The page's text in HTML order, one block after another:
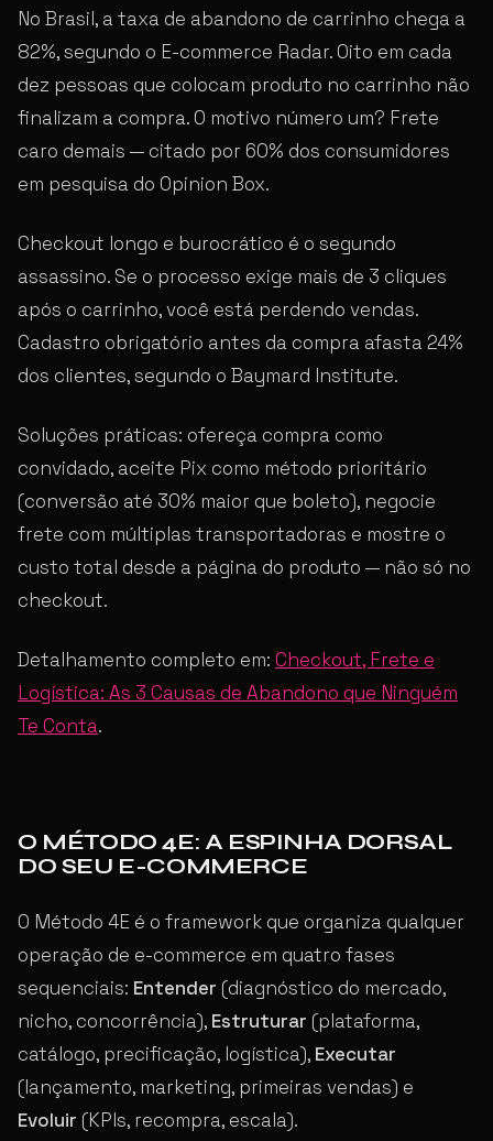
No Brasil, a taxa de abandono de carrinho chega a
82%, segundo o E-commerce Radar. Oito em cada
dez pessoas que colocam produto no carrinho não
finalizam a compra. O motivo número um? Frete
caro demais — citado por 60% dos consumidores
em pesquisa do Opinion Box.
Checkout longo e burocrático é o segundo
assassino. Se o processo exige mais de 3 cliques
após o carrinho, você está perdendo vendas.
Cadastro obrigatório antes da compra afasta 24%
dos clientes, segundo o Baymard Institute.
Soluções práticas: ofereça compra como
convidado, aceite Pix como método prioritário
(conversão até 30% maior que boleto), negocie
frete com múltiplas transportadoras e mostre o
custo total desde a página do produto — não só no
checkout.
Detalhamento completo em: Checkout, Frete e
Logística: As 3 Causas de Abandono que Ninguém
Te Conta.
O MÉTODO 4E: A ESPINHA DORSAL
DO SEU E-COMMERCE
O Método 4E é o framework que organiza qualquer
operação de e-commerce em quatro fases
sequenciais: Entender (diagnóstico do mercado,
nicho, concorrência), Estruturar (plataforma,
catálogo, precificação, logística), Executar
(lançamento, marketing, primeiras vendas) e
Evoluir (KPIs, recompra, escala).